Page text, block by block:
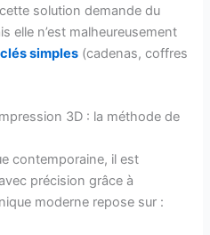
solution demande du
elle n’est malheureusement
clés simples (cadenas, coffres
3D : la méthode de
contemporaine, il est
précision grâce à
moderne repose sur :